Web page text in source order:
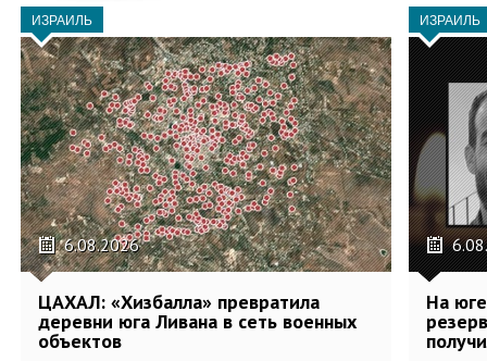
ИЗРАИЛЬ
6.08.2026
ЦАХАЛ: «Хизбалла» превратила
деревни юга Ливана в сеть военных
объектов
ИЗРАИЛЬ
На